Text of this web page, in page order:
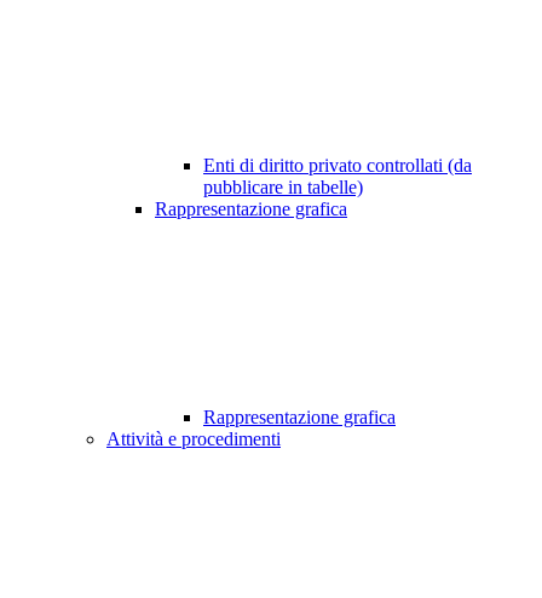
Enti di diritto privato controllati (da
pubblicare in tabelle)
Rappresentazione grafica
Rappresentazione grafica
Attività e procedimenti